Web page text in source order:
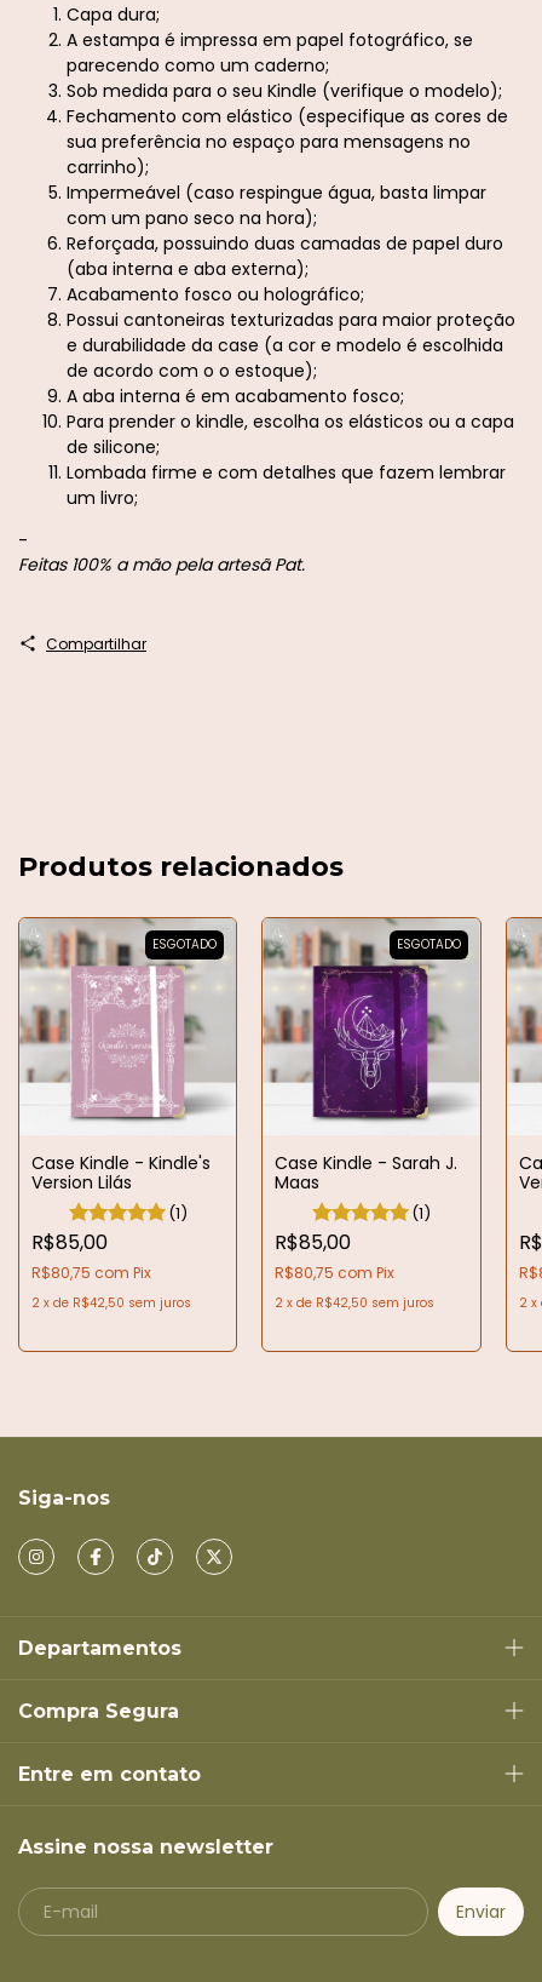
Capa dura;
A estampa é impressa em papel fotográfico, se
parecendo como um caderno;
Sob medida para o seu Kindle (verifique o modelo);
Fechamento com elástico (especifique as cores de
sua preferência no espaço para mensagens no
carrinho);
Impermeável (caso respingue água, basta limpar
com um pano seco na hora);
Reforçada, possuindo duas camadas de papel duro
(aba interna e aba externa);
Acabamento fosco ou holográfico;
Possui cantoneiras texturizadas para maior proteção
e durabilidade da case (a cor e modelo é escolhida
de acordo com o o estoque);
A aba interna é em acabamento fosco;
Para prender o kindle, escolha os elásticos ou a capa
de silicone;
Lombada firme e com detalhes que fazem lembrar
um livro;
-
Feitas 100% a mão pela artesã Pat.
Compartilhar
Produtos relacionados
ESGOTADO
Case Kindle - Kindle's
Version Lilás
(1)
R$85,00
R$80,75 com Pix
2 x de R$42,50 sem juros
ESGOTADO
Case Kindle - Sarah J.
Maas
(1)
R$85,00
R$80,75 com Pix
2 xde R$42,50 sem juros 2 x
Siga-nos
Departamentos
Compra Segura
Entre em contato
Assine nossa newsletter